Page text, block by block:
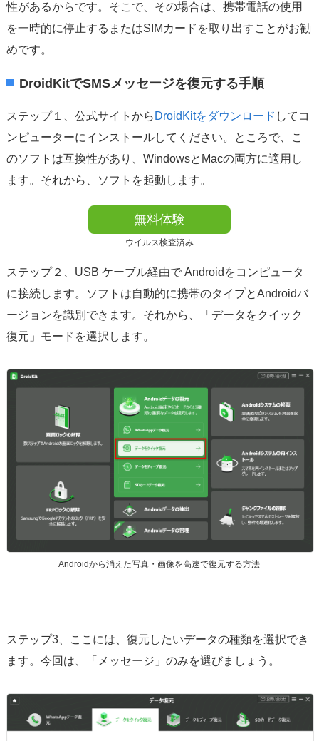
性があるからです。そこで、その場合は、携帯電話の使用
を一時的に停止するまたはSIMカードを取り出すことがお勧
めです。
DroidKitでSMSメッセージを復元する手順
ステップ１、公式サイトから DroidKitをダウンロード してコ
ンピューターにインストールしてください。ところで、こ
のソフトは互換性があり、WindowsとMacの両方に適用し
ます。それから、ソフトを起動します。
無料体験
ウイルス検査済み
ステップ２、USB ケーブル経由で Androidをコンピュータ
に接続します。ソフトは自動的に携帯のタイプとAndroidバ
ージョンを識別できます。それから、「データをクイック
復元」モードを選択します。
Androidから消えた写真・画像を高速で復元する方法
ステップ3、ここには、復元したいデータの種類を選択でき
ます。今回は、「メッセージ」のみを選びましょう。